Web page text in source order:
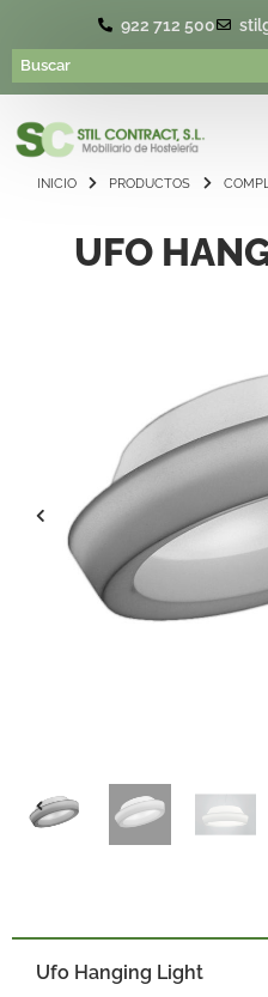
922 712 500
INICIO PRODUCTOS
UFO
Ufo Hanging Light